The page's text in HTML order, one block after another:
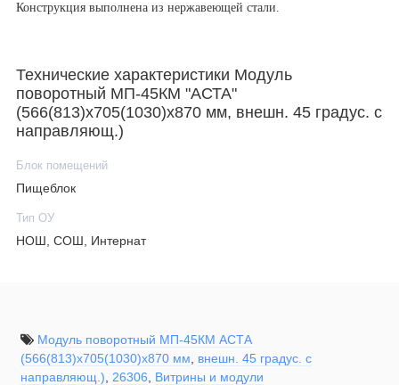
Конструкция выполнена из нержавеющей стали.
Технические характеристики Модуль
поворотный МП-45КМ "АСТА"
(566(813)x705(1030)x870 мм, внешн. 45 градус. с
направляющ.)
Блок помещений
Пищеблок
Тип ОУ
НОШ, СОШ, Интернат
Модуль поворотный МП-45КМ АСТА
(566(813)x705(1030)x870 мм
внешн. 45 градус. с
направляющ.)
26306 Витрины и модули